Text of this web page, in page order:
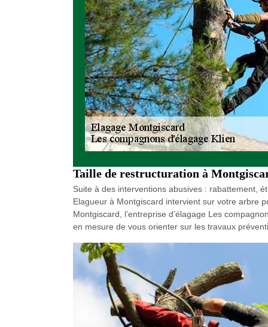
Taille de restructuration à
Suite à des interventions abusives : rabattement,
Elagueur à Montgiscard intervient sur votre arbre
Montgiscard, l’entreprise d’élagage Les
en mesure de vous orienter sur les travaux